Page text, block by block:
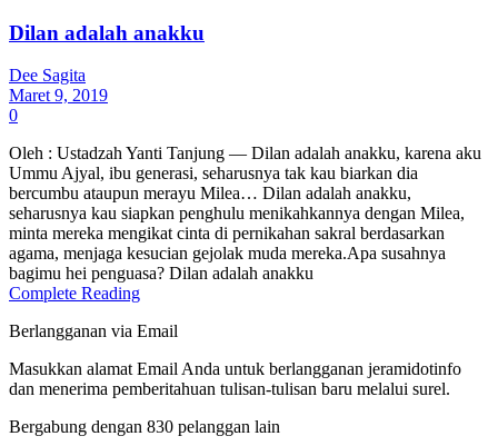
Dilan adalah anakku
Dee Sagita
Maret 9, 2019
0
Oleh : Ustadzah Yanti Tanjung — Dilan adalah anakku, karena aku
Ummu Ajyal, ibu generasi, seharusnya tak kau biarkan dia
bercumbu ataupun merayu Milea… Dilan adalah anakku,
seharusnya kau siapkan penghulu menikahkannya dengan Milea,
minta mereka mengikat cinta di pernikahan sakral berdasarkan
agama, menjaga kesucian gejolak muda mereka.Apa susahnya
bagimu hei penguasa? Dilan adalah anakku
Complete Reading
Berlangganan via Email
Masukkan alamat Email Anda untuk berlangganan jeramidotinfo
dan menerima pemberitahuan tulisan-tulisan baru melalui surel.
Bergabung dengan 830 pelanggan lain